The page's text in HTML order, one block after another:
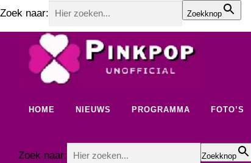
Zoek naar: Zoekknop
HOME NIEUWS PROGRAMMA FOTO’S
Zoek naar: Zoekknop